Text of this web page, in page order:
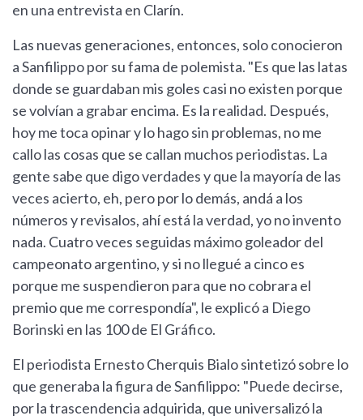
en una entrevista en Clarín.
Las nuevas generaciones, entonces, solo conocieron
a Sanfilippo por su fama de polemista. "Es que las latas
donde se guardaban mis goles casi no existen porque
se volvían a grabar encima. Es la realidad. Después,
hoy me toca opinar y lo hago sin problemas, no me
callo las cosas que se callan muchos periodistas. La
gente sabe que digo verdades y que la mayoría de las
veces acierto, eh, pero por lo demás, andá a los
números y revisalos, ahí está la verdad, yo no invento
nada. Cuatro veces seguidas máximo goleador del
campeonato argentino, y si no llegué a cinco es
porque me suspendieron para que no cobrara el
premio que me correspondía", le explicó a Diego
Borinski en las 100 de El Gráfico.
El periodista Ernesto Cherquis Bialo sintetizó sobre lo
que generaba la figura de Sanfilippo: "Puede decirse,
por la trascendencia adquirida, que universalizó la